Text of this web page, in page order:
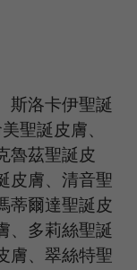
斯洛卡伊聖誕
聖誕皮膚、
魯茲聖誕皮
皮膚、清音聖
蒂爾達聖誕皮
、多莉絲聖誕
膚、翠絲特聖